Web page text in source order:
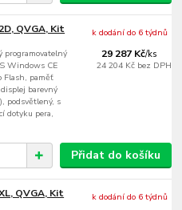
QVGA, Kit
programovatelný
Windows CE
Flash, paměť
barevný
podsvětlený, s
dotyku pera,
29 287 Kč/ks
24 204 Kč bez DPH
k dodání do 6 týdnů
Přidat do košíku
QVGA, Kit k dodání do 6 týdnů